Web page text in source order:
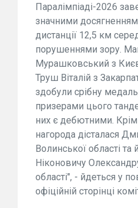
Паралімпіаді-2026
значними
дистанції 12,5 км
порушеннями зору.
Мурашковський з
Труш Віталій з
здобули срібну
призерами цього
них є дебютними. Крім
нагорода дісталася
Волинської області та
Ніконовичу
області", - йдеться у
офіційній сторінці